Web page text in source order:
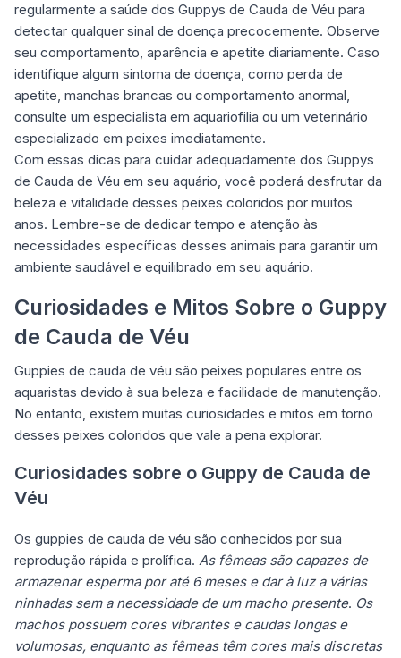
regularmente a saúde dos Guppys de Cauda de Véu para
detectar qualquer sinal de doença precocemente. Observe
seu comportamento, aparência e apetite diariamente. Caso
identifique algum sintoma de doença, como perda de
apetite, manchas brancas ou comportamento anormal,
consulte um especialista em aquariofilia ou um veterinário
especializado em peixes imediatamente.
Com essas dicas para cuidar adequadamente dos Guppys
de Cauda de Véu em seu aquário, você poderá desfrutar da
beleza e vitalidade desses peixes coloridos por muitos
anos. Lembre-se de dedicar tempo e atenção às
necessidades específicas desses animais para garantir um
ambiente saudável e equilibrado em seu aquário.
Curiosidades e Mitos Sobre o Guppy
de Cauda de Véu
Guppies de cauda de véu são peixes populares entre os
aquaristas devido à sua beleza e facilidade de manutenção.
No entanto, existem muitas curiosidades e mitos em torno
desses peixes coloridos que vale a pena explorar.
Curiosidades sobre o Guppy de Cauda de
Véu
Os guppies de cauda de véu são conhecidos por sua
reprodução rápida e prolífica. As fêmeas são capazes de
armazenar esperma por até 6 meses e dar à luz a várias
ninhadas sem a necessidade de um macho presente. Os
machos possuem cores vibrantes e caudas longas e
volumosas, enquanto as fêmeas têm cores mais discretas